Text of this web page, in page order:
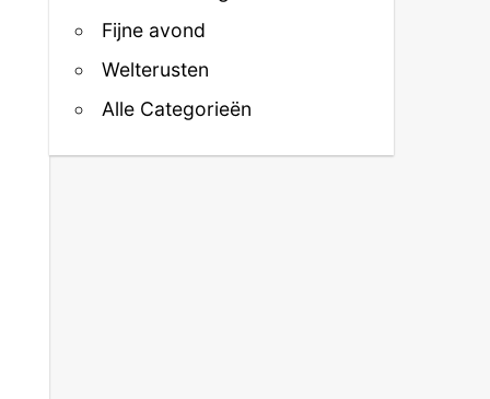
Fijne avond
Welterusten
Alle Categorieën